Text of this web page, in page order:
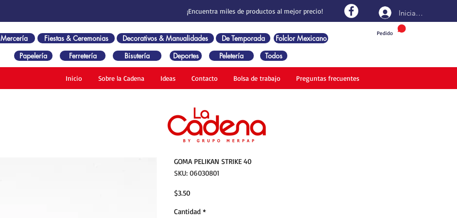
¡Encuentra miles de productos al mejor precio!
Pedido
Iniciar sesión
Mercería Fiestas & Ceremonias Decorativos & Manualidades De Temporada
Folclor Mexicano
Papelería
Ferretería Bisutería Deportes Peletería Todos
Inicio Sobre la Cadena Ideas Contacto Bolsa de trabajo Preguntas frecuentes
GOMA PELIKAN STRIKE 40
SKU: 06030801
$3.50Precio
Cantidad *